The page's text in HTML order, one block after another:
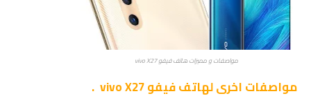
مواصفات و مميزات هاتف فيفو vivo X27
مواصفات اخرىلهاتف فيفو vivo X27 .